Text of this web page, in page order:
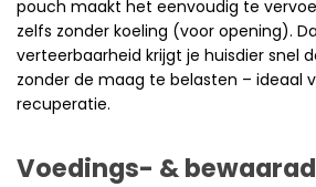
pouch maakt het eenvoudig te
zelfs zonder koeling (voor opening).
verteerbaarheid krijgt je huisdier snel
zonder de maag te belasten – ideaal
recuperatie.
Voedings- &